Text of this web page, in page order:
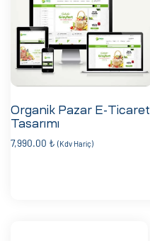
Organik Pazar E-Ticaret
Tasarımı
7,990.00 ₺ (Kdv Hariç)